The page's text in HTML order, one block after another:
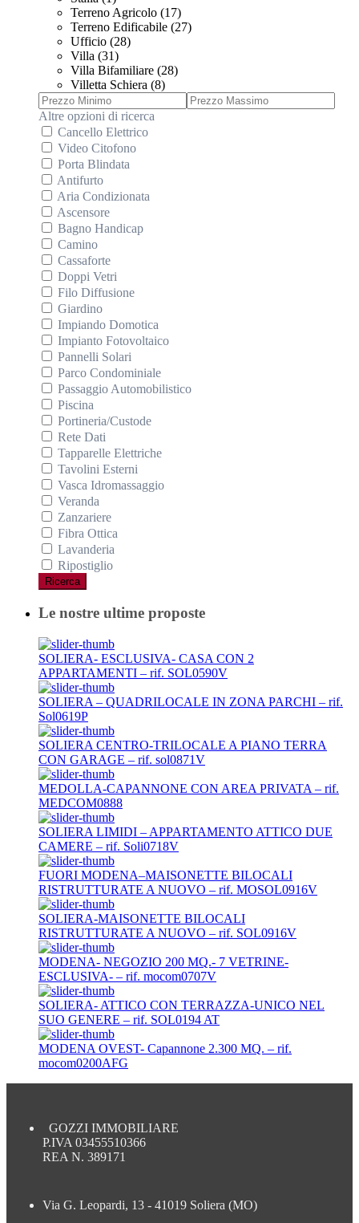
Terreno Agricolo (17)
Terreno Edificabile (27)
Ufficio (28)
Villa (31)
Villa Bifamiliare (28)
Villetta Schiera (8)
Altre opzioni di ricerca
Cancello Elettrico
Video Citofono
Porta Blindata
Antifurto
Aria Condizionata
Ascensore
Bagno Handicap
Camino
Cassaforte
Doppi Vetri
Filo Diffusione
Giardino
Impiando Domotica
Impianto Fotovoltaico
Pannelli Solari
Parco Condominiale
Passaggio Automobilistico
Piscina
Portineria/Custode
Rete Dati
Tapparelle Elettriche
Tavolini Esterni
Vasca Idromassaggio
Veranda
Zanzariere
Fibra Ottica
Lavanderia
Ripostiglio
Ricerca
Le nostre ultime proposte
SOLIERA- ESCLUSIVA- CASA CON 2
APPARTAMENTI – rif. SOL0590V
SOLIERA – QUADRILOCALE IN ZONA PARCHI – rif.
Sol0619P
SOLIERA CENTRO-TRILOCALE A PIANO TERRA
CON GARAGE – rif. sol0871V
MEDOLLA-CAPANNONE CON AREA PRIVATA – rif.
MEDCOM0888
SOLIERA LIMIDI – APPARTAMENTO ATTICO DUE
CAMERE – rif. Soli0718V
FUORI MODENA–MAISONETTE BILOCALI
RISTRUTTURATE A NUOVO – rif. MOSOL0916V
SOLIERA-MAISONETTE BILOCALI
RISTRUTTURATE A NUOVO – rif. SOL0916V
MODENA- NEGOZIO 200 MQ.- 7 VETRINE-
ESCLUSIVA- – rif. mocom0707V
SOLIERA- ATTICO CON TERRAZZA-UNICO NEL
SUO GENERE – rif. SOL0194 AT
MODENA OVEST- Capannone 2.300 MQ. – rif.
mocom0200AFG
GOZZI IMMOBILIARE
P.IVA 03455510366
REA N. 389171
Via G. Leopardi, 13 - 41019 Soliera (MO)